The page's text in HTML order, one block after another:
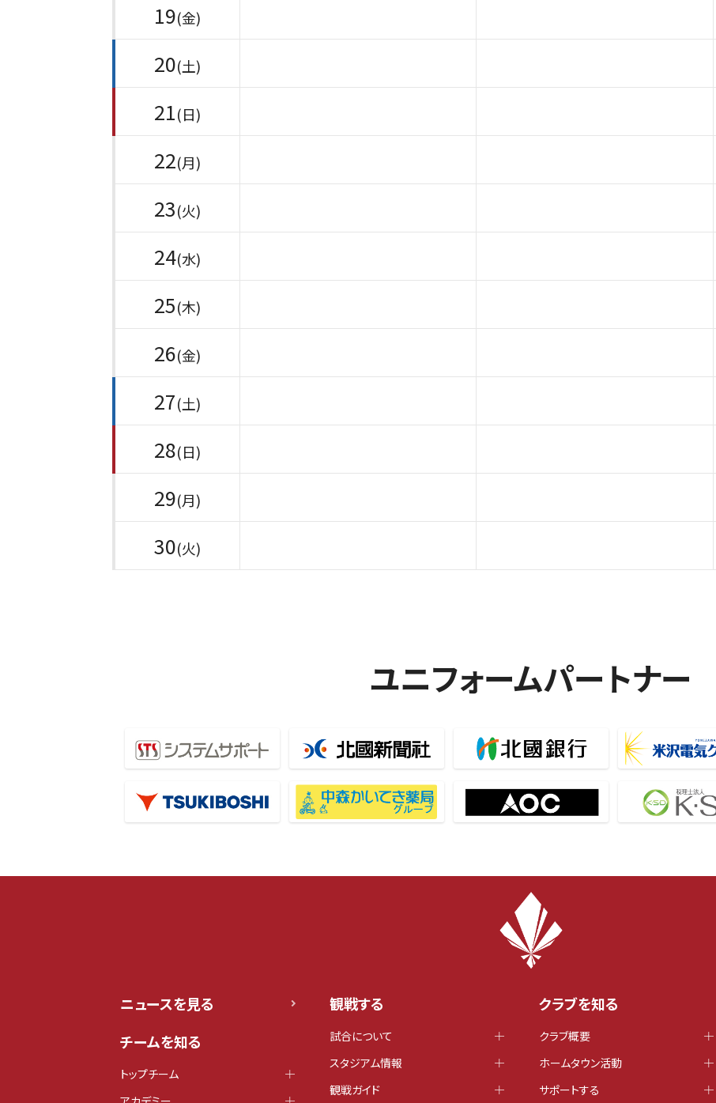
19(金)
20(土)
21(日)
22(月)
23(火)
24(水)
25(木)
26(金)
27(土)
28(日)
29(月)
30(火)
ユニフォームパートナー
ニュースを見る
チームを知る
トップチーム
観戦する
試合について
スタジアム情報
観戦ガイド
クラブを知る
クラブ概要
ホームタウン活動
サポートする